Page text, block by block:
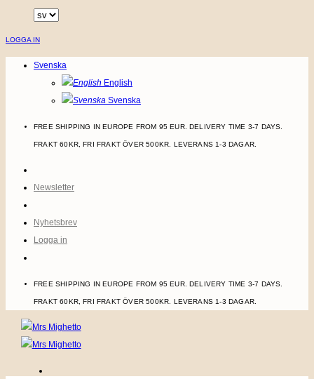
LOGGA IN
Svenska
English
Svenska
FREE SHIPPING IN EUROPE FROM 95 EUR. DELIVERY TIME 3-7 DAYS.
FRAKT 60KR, FRI FRAKT ÖVER 500KR. LEVERANS 1-3 DAGAR.
Newsletter
Nyhetsbrev
Logga in
FREE SHIPPING IN EUROPE FROM 95 EUR. DELIVERY TIME 3-7 DAYS.
FRAKT 60KR, FRI FRAKT ÖVER 500KR. LEVERANS 1-3 DAGAR.